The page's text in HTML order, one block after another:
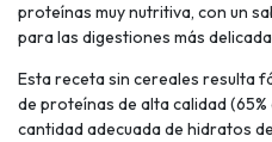
proteínas muy nutritiva, con un
para las digestiones más
Esta receta sin cereales resulta
de proteínas de alta calidad
cantidad adecuada de hidratos